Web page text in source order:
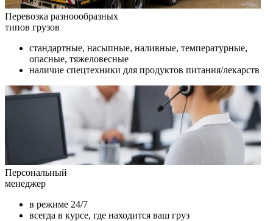
Перевозка разноообразных
типов грузов
стандартные, насыпные, наливные, температурные,
опасные, тяжеловесные
наличие спецтехники для продуктов питания/лекарств
Персональный
менеджер
в режиме 24/7
всегда в курсе, где находится ваш груз